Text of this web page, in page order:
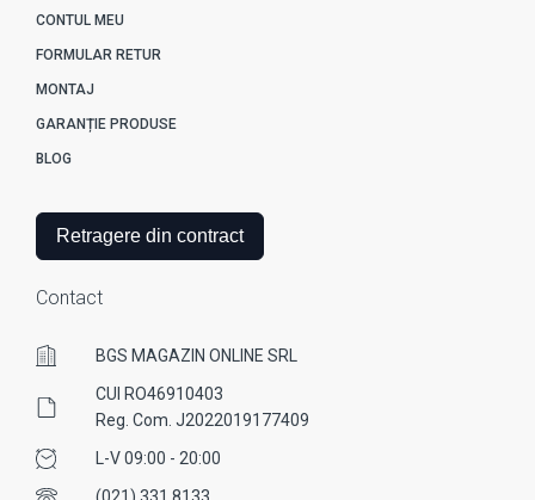
CONTUL MEU
FORMULAR RETUR
MONTAJ
GARANȚIE PRODUSE
BLOG
Retragere din contract
Contact
BGS MAGAZIN ONLINE SRL
CUI RO46910403
Reg. Com. J2022019177409
L-V 09:00 - 20:00